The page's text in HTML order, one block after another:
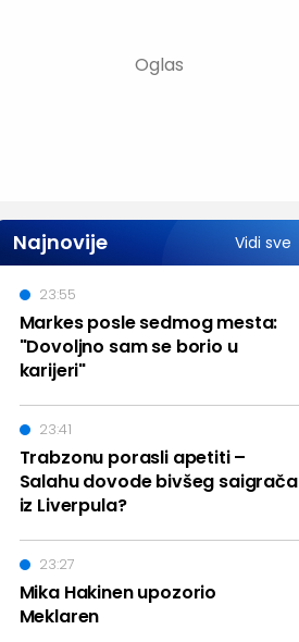
Najnovije Vidi sve
Markes posle sedmog mesta:
"Dovoljno sam se borio u
karijeri"
23:55
Trabzonu porasli apetiti –
Salahu dovode bivšeg saigrača
iz Liverpula?
23:41
Mika Hakinen upozorio
Meklaren
23:27